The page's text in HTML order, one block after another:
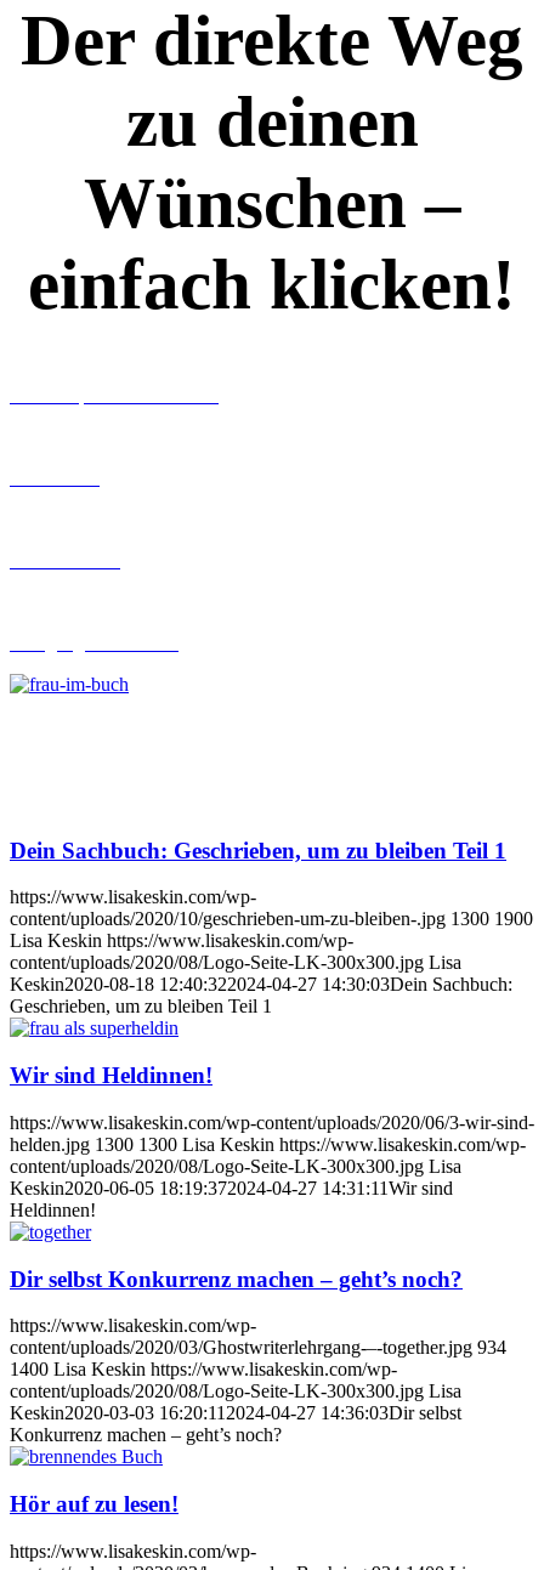
Der direkte Weg
zu deinen
Wünschen –
einfach klicken!
Dein Sachbuch: Geschrieben, um zu bleiben Teil 1
https://www.lisakeskin.com/wp-
content/uploads/2020/10/geschrieben-um-zu-bleiben-.jpg 1300 1900
Lisa Keskin https://www.lisakeskin.com/wp-
content/uploads/2020/08/Logo-Seite-LK-300x300.jpg Lisa
Keskin2020-08-18 12:40:322024-04-27 14:30:03Dein Sachbuch:
Geschrieben, um zu bleiben Teil 1
Wir sind Heldinnen!
https://www.lisakeskin.com/wp-content/uploads/2020/06/3-wir-sind-
helden.jpg 1300 1300 Lisa Keskin https://www.lisakeskin.com/wp-
content/uploads/2020/08/Logo-Seite-LK-300x300.jpg Lisa
Keskin2020-06-05 18:19:372024-04-27 14:31:11Wir sind
Heldinnen!
Dir selbst Konkurrenz machen – geht’s noch?
https://www.lisakeskin.com/wp-
content/uploads/2020/03/Ghostwriterlehrgang-–-together.jpg 934
1400 Lisa Keskin https://www.lisakeskin.com/wp-
content/uploads/2020/08/Logo-Seite-LK-300x300.jpg Lisa
Keskin2020-03-03 16:20:11 2024-04-27 14:36:03Dir selbst
Konkurrenz machen – geht’s noch?
Hör auf zu lesen!
https://www.lisakeskin.com/wp-